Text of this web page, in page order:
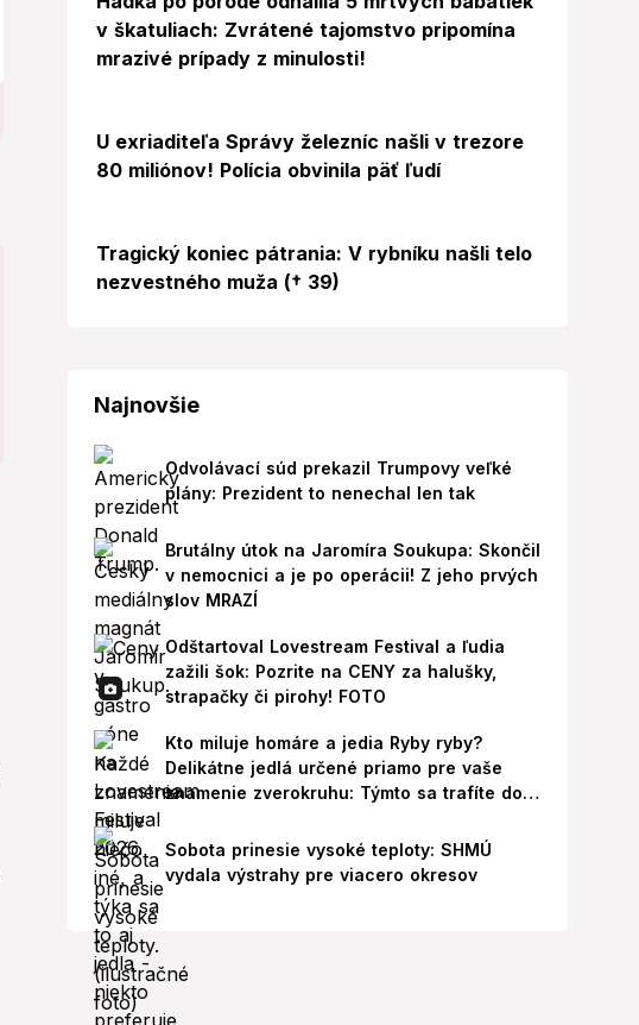
v škatuliach: Zvrátené tajomstvo pripomína
mrazivé prípady z minulosti!
U exriaditeľa Správy železníc našli v trezore
80 miliónov! Polícia obvinila päť ľudí
Tragický koniec pátrania: V rybníku našli telo
nezvestného muža († 39)
Najnovšie
Odvolávací súd prekazil Trumpovy veľké
plány: Prezident to nenechal len tak
Brutálny útok na Jaromíra Soukupa: Skončil
v nemocnici a je po operácii! Z jeho prvých
slov MRAZÍ
Odštartoval Lovestream Festival a ľudia
zažili šok: Pozrite na CENY za halušky,
strapačky či pirohy! FOTO
Kto miluje homáre a jedia Ryby ryby?
Delikátne jedlá určené priamo pre vaše
znamenie zverokruhu: Týmto sa trafíte do
Sobota prinesie vysoké teploty: SHMÚ
vydala výstrahy pre viacero okresov